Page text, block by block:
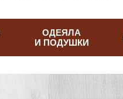
ОДЕЯЛА
И ПОДУШКИ